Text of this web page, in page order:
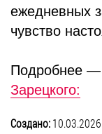
ежедневных
чувство
Подробнее —
Зарецкого:
Создано:10.03.2026